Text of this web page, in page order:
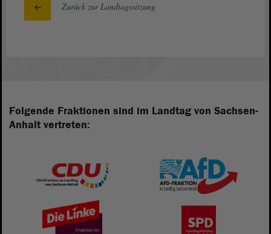
Zurück zur Landtagssitzung
Folgende Fraktionen sind im Landtag von Sachsen-
Anhalt vertreten: